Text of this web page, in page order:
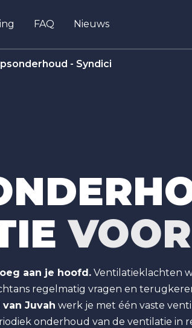
FAQ Nieuws
- Syndici
aan je hoofd. Ventilatieklachten
regelmatig vragen en
Juvah werk je met één vaste
onderhoud van de ventilatie in